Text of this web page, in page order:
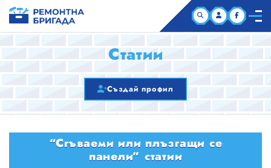
НАЧАЛО
КОМПАНИИ
ЗА НАС
Статии
Създай профил
“Сгъваеми или плъзгащи се
панели” статии